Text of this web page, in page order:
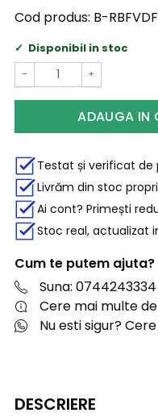
Cod produs: B-
Disponibil in stoc
− +
ADAUGA IN
Testat și verificat de
Livrăm din stoc
Ai cont? Primești
Stoc real, actualizat
Cum te putem ajuta?
Suna:
Cere mai multe
Nu esti sigur?
DESCRIERE